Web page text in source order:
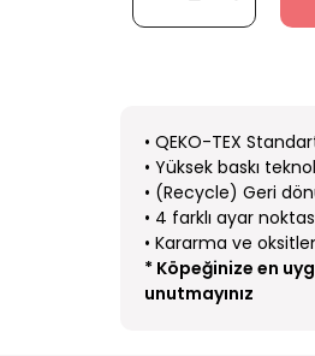
• QEKO-TEX
• Yüksek baskı
• (Recycle) Geri
• 4 farklı ayar
• Kararma ve
* Köpeğinize en
unutmayınız